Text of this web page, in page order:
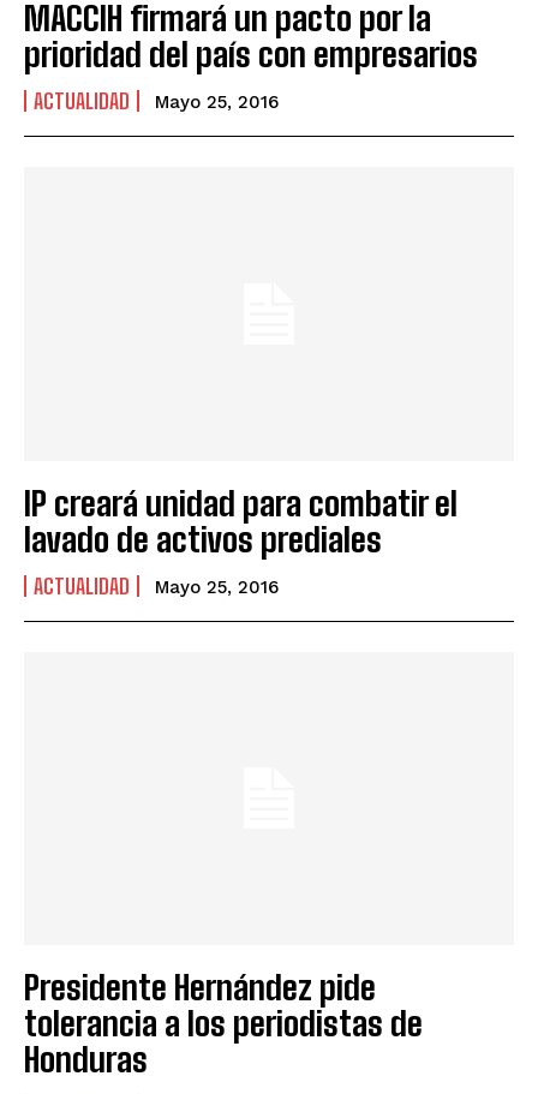
MACCIH firmará un pacto por la
prioridad del país con empresarios
ACTUALIDAD Mayo 25, 2016
IP creará unidad para combatir el
lavado de activos prediales
ACTUALIDAD Mayo 25, 2016
Presidente Hernández pide
tolerancia a los periodistas de
Honduras